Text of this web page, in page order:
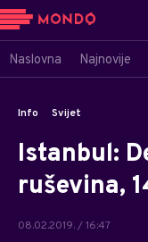
Naslovna Najnovije
Info Svijet
Istanbul:
ruševina,
08.02.2019. / 16:47